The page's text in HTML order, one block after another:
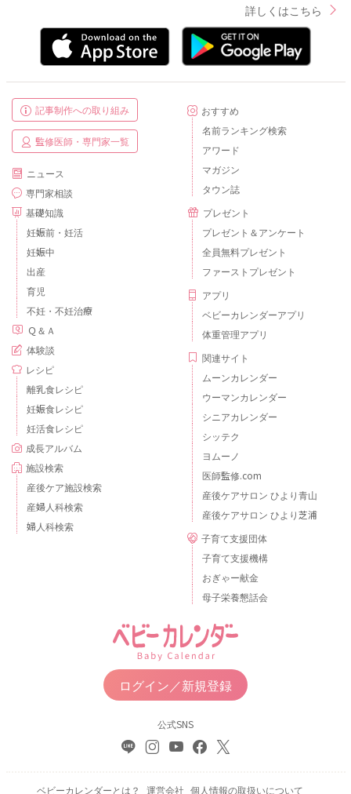
詳しくはこちら
記事制作への取り組み
監修医師・専門家一覧
ニュース
専門家相談
基礎知識
妊娠前・妊活
妊娠中
出産
育児
不妊・不妊治療
Ｑ＆Ａ
体験談
レシピ
離乳食レシピ
妊娠食レシピ
妊活食レシピ
成長アルバム
施設検索
産後ケア施設検索
産婦人科検索
婦人科検索
おすすめ
名前ランキング検索
アワード
マガジン
タウン誌
プレゼント
プレゼント＆アンケート
全員無料プレゼント
ファーストプレゼント
アプリ
ベビーカレンダーアプリ
体重管理アプリ
関連サイト
ムーンカレンダー
ウーマンカレンダー
シニアカレンダー
シッテク
ヨムーノ
医師監修.com
産後ケアサロン ひより青山
産後ケアサロン ひより芝浦
子育て支援団体
子育て支援機構
おぎゃー献金
母子栄養懇話会
ログイン／新規登録
公式SNS
ベビーカレンダーとは？ 運営会社 個人情報の取扱いについて